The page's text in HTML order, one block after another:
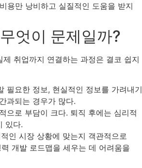
용만 낭비하고 실질적인 도움을 받지
엇이 문제일까?
취업까지 연결하는 과정은 결코 쉽지
필요한 정보, 현실적인 정보를 가려내기
과되는 경우가 많다.
으로 부담이 크다. 퇴직 후에는 심리적
있다.
인 시장 상황에 맞는지 객관적으로
개발 로드맵을 세우는 데 어려움을